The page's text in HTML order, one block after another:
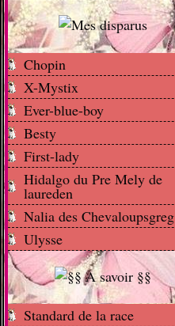
Chopin
X-Mystix
Ever-blue-boy
Besty
First-lady
Hidalgo du Pre Mely de
laureden
Nalia des Chevaloupsgreg
Ulysse
Standard de la race